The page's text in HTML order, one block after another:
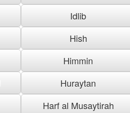
Idlib
Hish
Himmin
Huraytan
Harf al Musaytirah